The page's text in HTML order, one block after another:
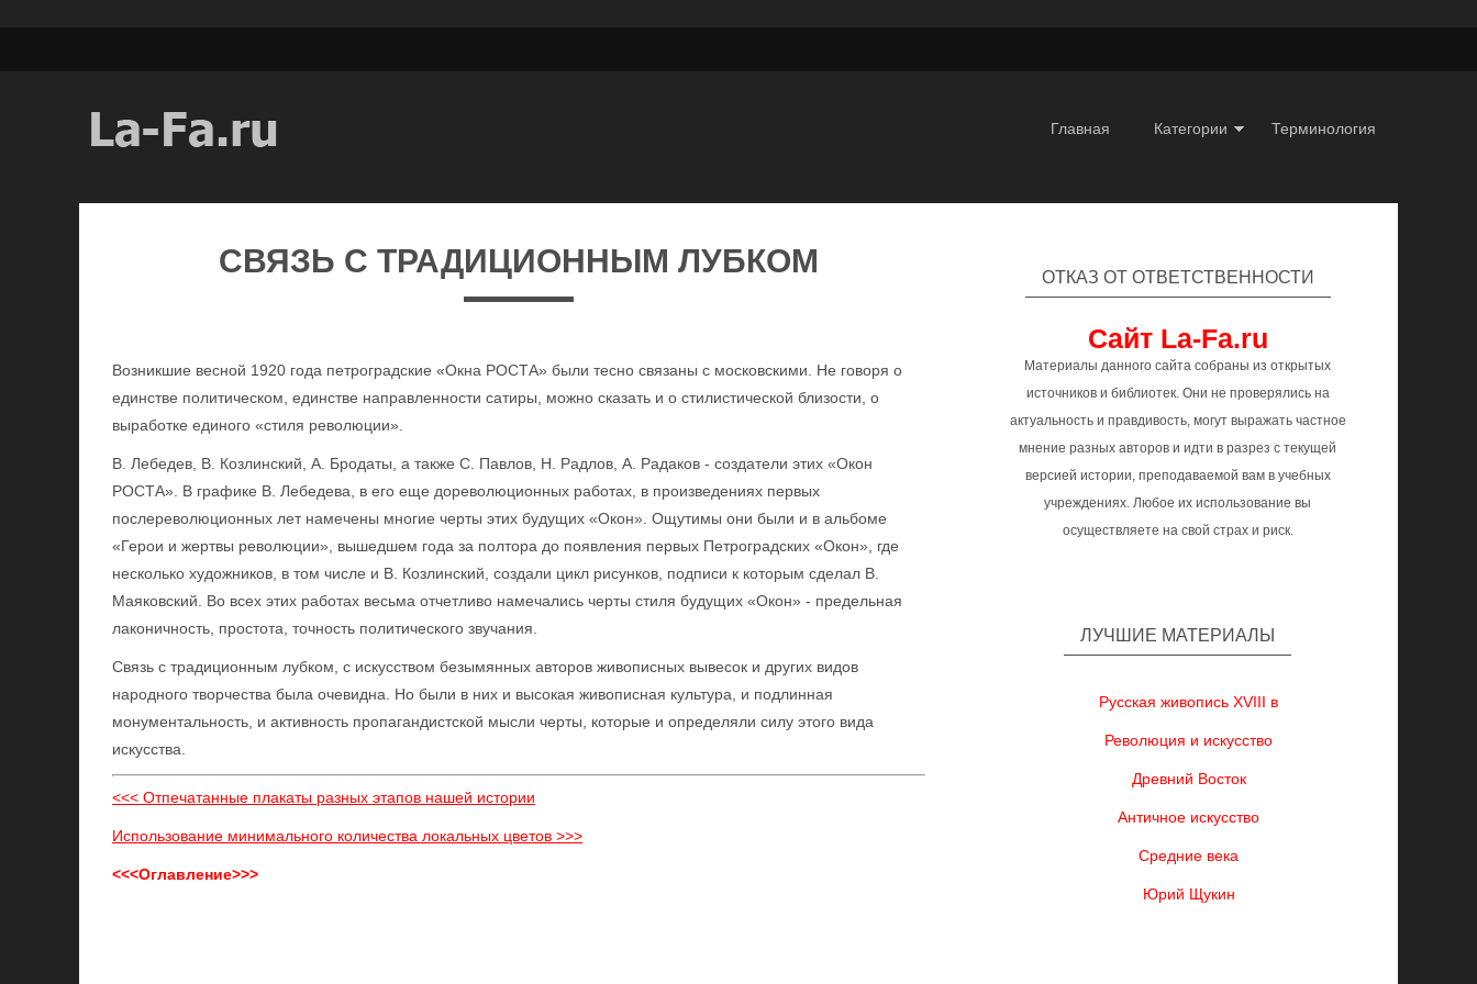
Главная Категории Терминология
СВЯЗЬ С ТРАДИЦИОННЫМ ЛУБКОМ
Возникшие весной 1920 года петроградские «Окна РОСТА» были тесно связаны с московскими. Не говоря о
единстве политическом, единстве направленности сатиры, можно сказать и о стилистической близости, о
выработке единого «стиля революции».
В. Лебедев, В. Козлинский, А. Бродаты, а также С. Павлов, Н. Радлов, А. Радаков - создатели этих «Окон
РОСТА». В графике В. Лебедева, в его еще дореволюционных работах, в произведениях первых
послереволюционных лет намечены многие черты этих будущих «Окон». Ощутимы они были и в альбоме
«Герои и жертвы революции», вышедшем года за полтора до появления первых Петроградских «Окон», где
несколько художников, в том числе и В. Козлинский, создали цикл рисунков, подписи к которым сделал В.
Маяковский. Во всех этих работах весьма отчетливо намечались черты стиля будущих «Окон» - предельная
лаконичность, простота, точность политического звучания.
Связь с традиционным лубком, с искусством безымянных авторов живописных вывесок и других видов
народного творчества была очевидна. Но были в них и высокая живописная культура, и подлинная
монументальность, и активность пропагандистской мысли черты, которые и определяли силу этого вида
искусства.
<<< Отпечатанные плакаты разных этапов нашей истории
Использование минимального количества локальных цветов >>>
<<<Оглавление>>>
ОТКАЗ ОТ ОТВЕТСТВЕННОСТИ
Сайт La-Fa.ru
Материалы данного сайта собраны из открытых
источников и библиотек. Они не проверялись на
актуальность и правдивость, могут выражать частное
мнение разных авторов и идти в разрез с текущей
версией истории, преподаваемой вам в учебных
учреждениях. Любое их использование вы
осуществляете на свой страх и риск.
ЛУЧШИЕ МАТЕРИАЛЫ
Русская живопись XVIII в
Революция и искусство
Древний Восток
Античное искусство
Средние века
Юрий Щукин